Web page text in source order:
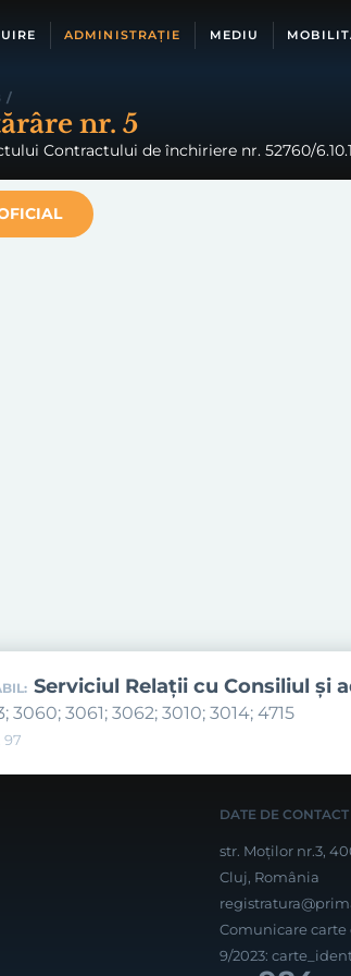
ADMINISTRAȚIE MEDIU
/
nr. 5
Contractului de închiriere nr. 52760/
Serviciul Relaţii cu Consiliul şi
3060; 3061; 3062; 3010; 3014; 4715
97
DATE DE CONTACT
str. Moților nr.3,
Cluj, România
Comunicare
9/2023: